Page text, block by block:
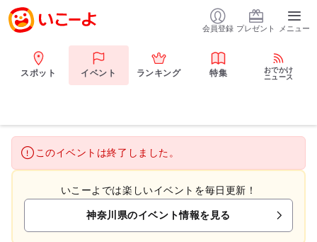
会員登録 プレゼント メニュー
スポット イベント ランキング 特集
おでかけ
ニュース
このイベントは終了しました。
いこーよでは楽しいイベントを毎日更新！
神奈川県のイベント情報を見る